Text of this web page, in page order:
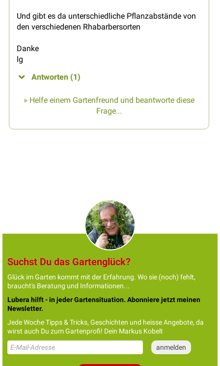
Und gibt es da unterschiedliche Pflanzabstände von
den verschiedenen Rhabarbersorten
Danke
lg
Antworten (1)
» Helfe einem Gartenfreund und beantworte diese
Frage...
Suchst Du das Gartenglück?
Glück im Garten kommt mit der Erfahrung. Wo sie (noch) fehlt,
braucht's Beratung und Informationen...
Lubera hilft - in jeder Gartensituation. Abonniere jetzt meinen
Newsletter.
Jede Woche Tipps & Tricks, Geschichten und heisse Angebote, da
wirst auch Du zum Gartenprofi! Dein Markus Kobelt